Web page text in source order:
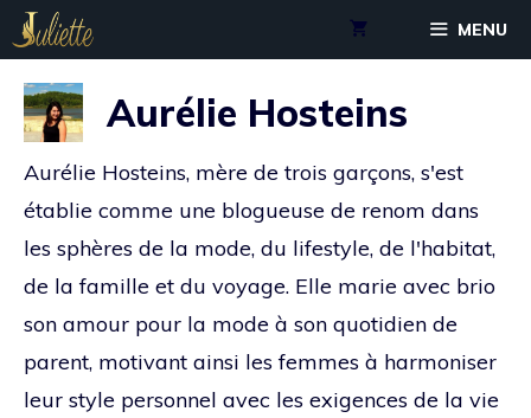
Aller
au
contenu
MENU
Aurélie Hosteins
Aurélie Hosteins, mère de trois garçons, s'est
établie comme une blogueuse de renom dans
les sphères de la mode, du lifestyle, de l'habitat,
de la famille et du voyage. Elle marie avec brio
son amour pour la mode à son quotidien de
parent, motivant ainsi les femmes à harmoniser
leur style personnel avec les exigences de la vie